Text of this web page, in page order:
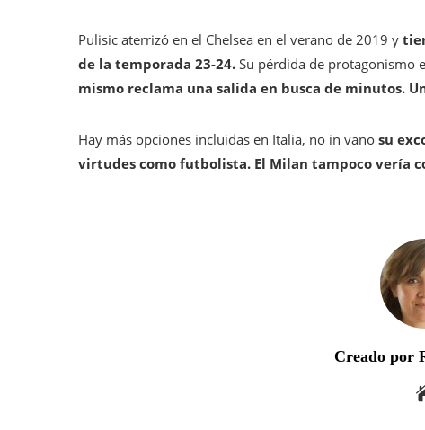
Pulisic aterrizó en el Chelsea en el verano de 2019 y
de la temporada 23-24. Su pérdida de protagonismo
mismo reclama una salida en busca de minutos.
Hay más opciones incluidas en Italia, no in vano su
virtudes como futbolista. El Milan tampoco vería
Creado por